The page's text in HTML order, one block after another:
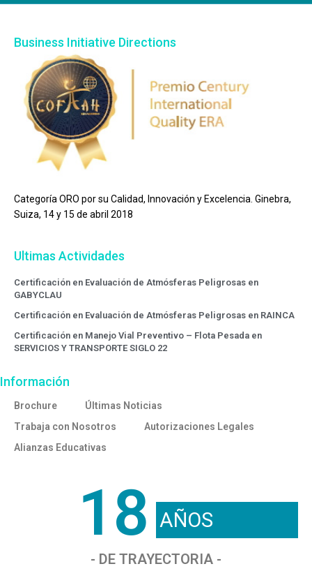
Business Initiative Directions
Categoría ORO por su Calidad, Innovación y Excelencia. Ginebra,
Suiza, 14 y 15 de abril 2018
Ultimas Actividades
Certificación en Evaluación de Atmósferas Peligrosas en
GABYCLAU
Certificación en Evaluación de Atmósferas Peligrosas en RAINCA
Certificación en Manejo Vial Preventivo – Flota Pesada en
SERVICIOS Y TRANSPORTE SIGLO 22
Información
Brochure
Últimas Noticias
Trabaja con Nosotros
Autorizaciones Legales
Alianzas Educativas
18 AÑOS
- DE TRAYECTORIA -